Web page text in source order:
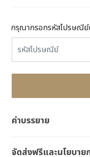
กรุณากรอกรหัสไปรษณีย์
คำบรรยาย
จัดส่งฟรีและนโยบาย